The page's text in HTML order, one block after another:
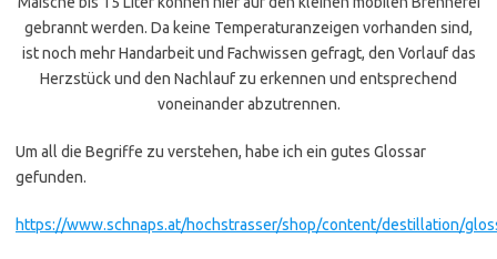
gebrannt werden. Da keine Temperaturanzeigen vorhanden sind,
ist noch mehr Handarbeit und Fachwissen gefragt, den Vorlauf das
Herzstück und den Nachlauf zu erkennen und entsprechend
voneinander abzutrennen.
Um all die Begriffe zu verstehen, habe ich ein gutes Glossar
gefunden.
https://www.schnaps.at/hochstrasser/shop/content/destillation/